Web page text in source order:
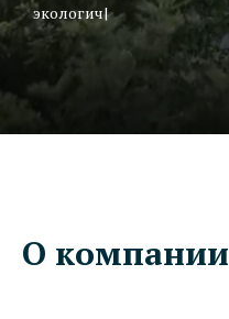
инфор|
О компании